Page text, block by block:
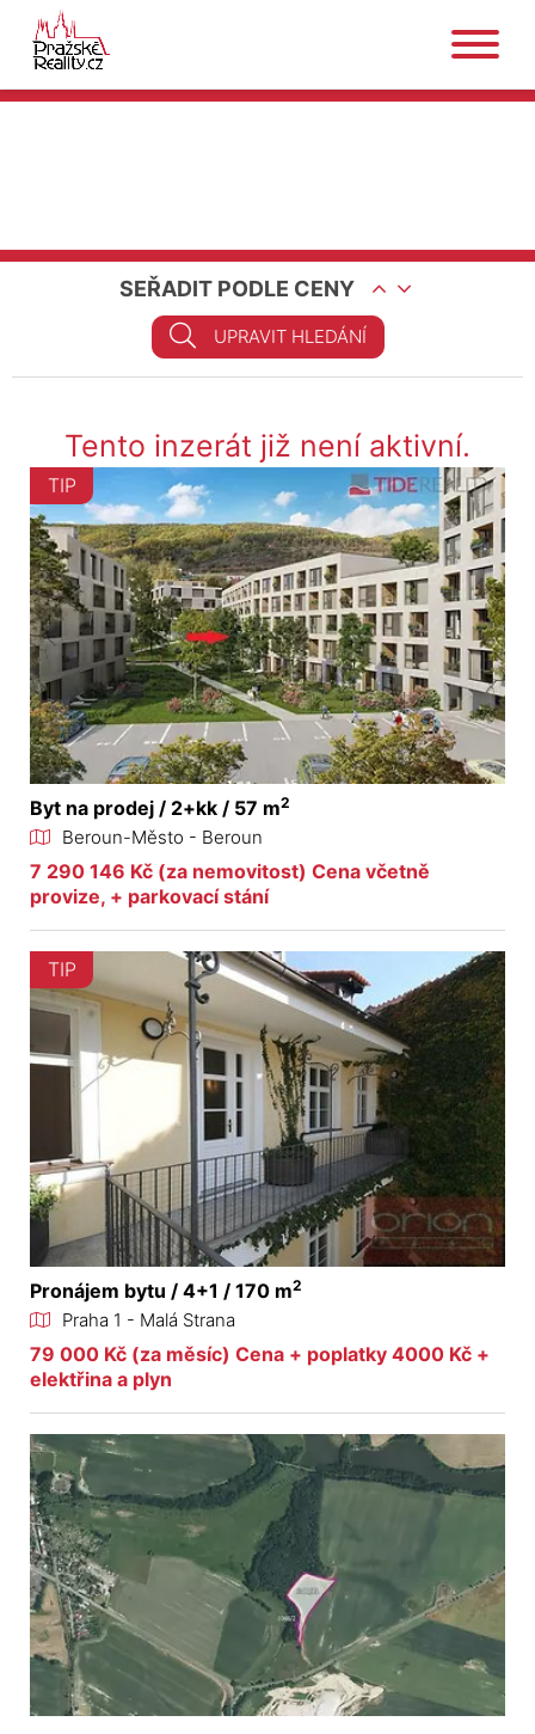
SEŘADIT PODLE CENY
UPRAVIT HLEDÁNÍ
Tento inzerát již není aktivní.
TIP
Byt na prodej / 2+kk / 57 m2
Beroun-Město - Beroun
7 290 146 Kč (za nemovitost) Cena včetně
provize, + parkovací stání
TIP
Pronájem bytu / 4+1 / 170 m2
Praha 1 - Malá Strana
79 000 Kč (za měsíc) Cena + poplatky 4000 Kč +
elektřina a plyn